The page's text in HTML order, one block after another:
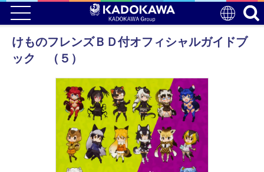
けものフレンズＢＤ付オフィシャルガイドブ
ック （５）